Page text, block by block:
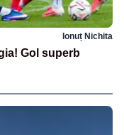
Ionuț Nichita
Gol superb